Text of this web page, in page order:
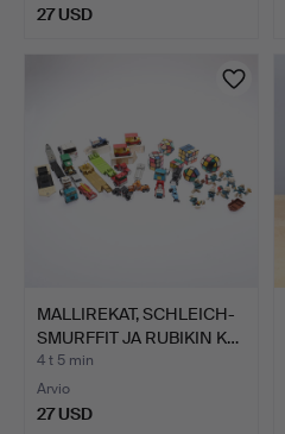
27 USD
MALLIREKAT, SCHLEICH-
SMURFFIT JA RUBIKIN K…
4 t 5 min
Arvio
27 USD